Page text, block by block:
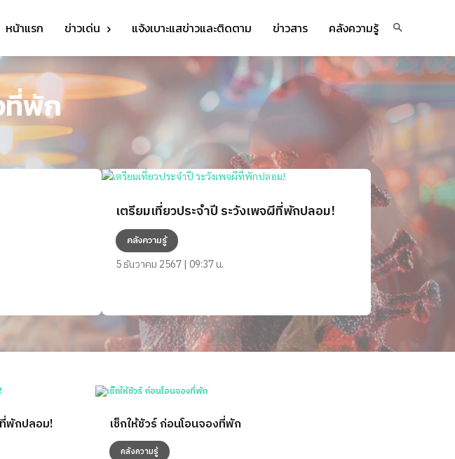
หน้าแรก ข่าวเด่น แจ้งเบาะแสข่าวและติดตาม ข่าวสาร คลังความรู้
ที่พัก
เตรียมเที่ยวประจำปี ระวังเพจผีที่พักปลอม!
คลังความรู้
5 ธันวาคม 2567 | 09:37 น.
พักปลอม! เช็กให้ชัวร์ ก่อนโอนจองที่พัก
คลังความรู้